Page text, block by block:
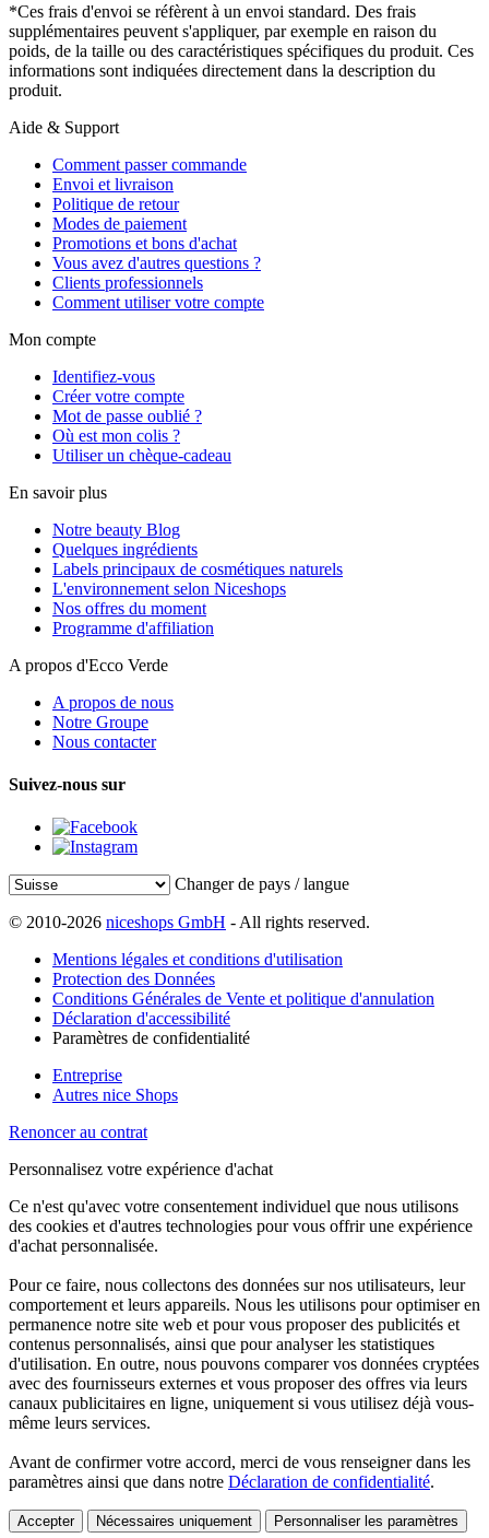
*Ces frais d'envoi se réfèrent à un envoi standard. Des frais
supplémentaires peuvent s'appliquer, par exemple en raison du
poids, de la taille ou des caractéristiques spécifiques du produit. Ces
informations sont indiquées directement dans la description du
produit.
Aide & Support
Comment passer commande
Envoi et livraison
Politique de retour
Modes de paiement
Promotions et bons d'achat
Vous avez d'autres questions ?
Clients professionnels
Comment utiliser votre compte
Mon compte
Identifiez-vous
Créer votre compte
Mot de passe oublié ?
Où est mon colis ?
Utiliser un chèque-cadeau
En savoir plus
Notre beauty Blog
Quelques ingrédients
Labels principaux de cosmétiques naturels
L'environnement selon Niceshops
Nos offres du moment
Programme d'affiliation
A propos d'Ecco Verde
A propos de nous
Notre Groupe
Nous contacter
Suivez-nous sur
Changer de pays / langue
© 2010-2026 niceshops GmbH - All rights reserved.
Mentions légales et conditions d'utilisation
Protection des Données
Conditions Générales de Vente et politique d'annulation
Déclaration d'accessibilité
Paramètres de confidentialité
Entreprise
Autres nice Shops
Renoncer au contrat
Personnalisez votre expérience d'achat
Ce n'est qu'avec votre consentement individuel que nous utilisons
des cookies et d'autres technologies pour vous offrir une expérience
d'achat personnalisée.
Pour ce faire, nous collectons des données sur nos utilisateurs, leur
comportement et leurs appareils. Nous les utilisons pour optimiser en
permanence notre site web et pour vous proposer des publicités et
contenus personnalisés, ainsi que pour analyser les statistiques
d'utilisation. En outre, nous pouvons comparer vos données cryptées
avec des fournisseurs externes et vous proposer des offres via leurs
canaux publicitaires en ligne, uniquement si vous utilisez déjà vous-
même leurs services.
Avant de confirmer votre accord, merci de vous renseigner dans les
paramètres ainsi que dans notre Déclaration de confidentialité.
Accepter Nécessaires uniquement Personnaliser les paramètres